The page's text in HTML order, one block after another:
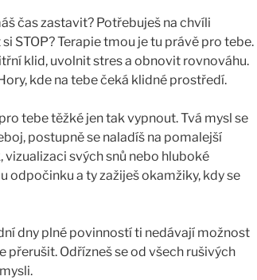
čas zastavit? Potřebuješ na chvíli
STOP?Terapie tmou je tu právě pro tebe.
klid, uvolnit stres a obnovit rovnováhu.
kde na tebe čeká klidné prostředí.
tebe těžké jen tak vypnout. Tvá mysl se
postupně se naladíš na pomalejší
svých snů nebo hluboké
odpočinku a ty zažiješ okamžiky, kdy se
dny plné povinností ti nedávají možnost
přerušit. Odřízneš se od všech rušivých